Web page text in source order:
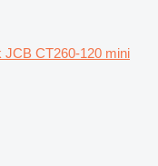
JCB CT260-120 mini